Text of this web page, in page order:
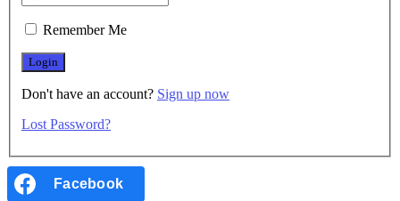
Remember Me
Don't have an account? Sign up now
Lost Password?
Facebook